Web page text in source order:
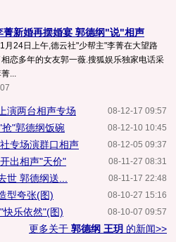
菁新婚再摆婚宴 郭德纲"说"相声
月24日上午,德云社"少帮主"李菁在大望路
恋多年的女友郭一薇.搜狐娱乐独家电话采
...
08-12-17 09:57
演两台相声专场
08-12-10 10:45
"郭德纲饭碗
08-12-05 09:37
专场演群口相声
08-11-27 08:31
出相声"天价"
08-11-17 22:48
世 郭德纲送...
08-10-27 15:16
型夸张(图)
08-10-07 09:57
快乐依然"(图)
更多关于 郭德纲 王玥 的新闻>>